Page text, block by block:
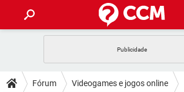
CELULAR FACEBOOK
DICAS
Fórum Videogames e jogos online